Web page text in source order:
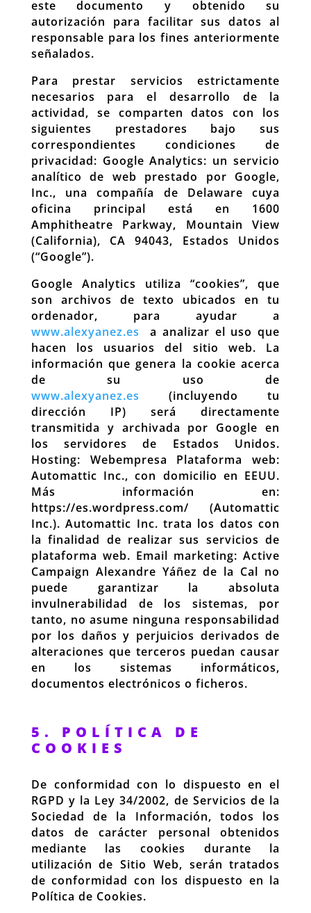
este documento y obtenido su
autorización para facilitar sus datos al
responsable para los fines anteriormente
señalados.
Para prestar servicios estrictamente
necesarios para el desarrollo de la
actividad, se comparten datos con los
siguientes prestadores bajo sus
correspondientes condiciones de
privacidad: Google Analytics: un servicio
analítico de web prestado por Google,
Inc., una compañía de Delaware cuya
oficina principal está en 1600
Amphitheatre Parkway, Mountain View
(California), CA 94043, Estados Unidos
(“Google”).
Google Analytics utiliza “cookies”, que
son archivos de texto ubicados en tu
ordenador, para ayudar a
www.alexyanez.es a analizar el uso que
hacen los usuarios del sitio web. La
información que genera la cookie acerca
de su uso de
www.alexyanez.es (incluyendo tu
dirección IP) será directamente
transmitida y archivada por Google en
los servidores de Estados Unidos.
Hosting: Webempresa Plataforma web:
Automattic Inc., con domicilio en EEUU.
Más información en:
https://es.wordpress.com/ (Automattic
Inc.). Automattic Inc. trata los datos con
la finalidad de realizar sus servicios de
plataforma web. Email marketing: Active
Campaign Alexandre Yáñez de la Cal no
puede garantizar la absoluta
invulnerabilidad de los sistemas, por
tanto, no asume ninguna responsabilidad
por los daños y perjuicios derivados de
alteraciones que terceros puedan causar
en los sistemas informáticos,
documentos electrónicos o ficheros.
5. POLÍTICA DE
COOKIES
De conformidad con lo dispuesto en el
RGPD y la Ley 34/2002, de Servicios de la
Sociedad de la Información, todos los
datos de carácter personal obtenidos
mediante las cookies durante la
utilización de Sitio Web, serán tratados
de conformidad con los dispuesto en la
Política de Cookies.